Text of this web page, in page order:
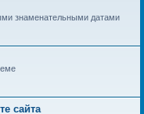
знаменательными датами
сайта